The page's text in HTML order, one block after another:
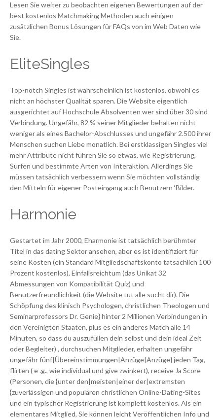
Lesen Sie weiter zu beobachten eigenen Bewertungen auf der
best kostenlos Matchmaking Methoden auch einigen
zusätzlichen Bonus Lösungen für FAQs von im Web Daten wie
Sie.
EliteSingles
Top-notch Singles ist wahrscheinlich ist kostenlos, obwohl es
nicht an höchster Qualität sparen. Die Website eigentlich
ausgerichtet auf Hochschule Absolventen wer sind über 30 sind
Verbindung. Ungefähr, 82 % seiner Mitglieder behalten nicht
weniger als eines Bachelor-Abschlusses und ungefähr 2.500 ihrer
Menschen suchen Liebe monatlich. Bei erstklassigen Singles viel
mehr Attribute nicht führen Sie so etwas, wie Registrierung,
Surfen und bestimmte Arten von Interaktion. Allerdings Sie
müssen tatsächlich verbessern wenn Sie möchten vollständig
den Mitteln für eigener Posteingang auch Benutzern ‘Bilder.
Harmonie
Gestartet im Jahr 2000, Eharmonie ist tatsächlich berühmter
Titel in das dating Sektor ansehen, aber es ist identifiziert für
seine Kosten (ein Standard Mitgliedschaftskonto tatsächlich 100
Prozent kostenlos), Einfallsreichtum (das Unikat 32
Abmessungen von Kompatibilität Quiz) und
Benutzerfreundlichkeit (die Website tut alle sucht dir). Die
Schöpfung des klinisch Psychologen, christlichen Theologen und
Seminarprofessors Dr. Genie} hinter 2 Millionen Verbindungen in
den Vereinigten Staaten, plus es ein anderes Match alle 14
Minuten, so dass du auszufüllen dein selbst und dein ideal Zeit
oder Begleiter) , durchsuchen Mitglieder, erhalten ungefähr
ungefähr fünf|Übereinstimmungen|Anzüge|Anzüge} jeden Tag,
flirten ( e .g., wie individual und give zwinkert), receive Ja Score
(Personen, die {unter den|meisten|einer der|extremsten
{zuverlässigen und populären christlichen Online-Dating-Sites
und ein typischer Registrierung ist komplett kostenlos. Als ein
elementares Mitglied, Sie können leicht Veröffentlichen Info und